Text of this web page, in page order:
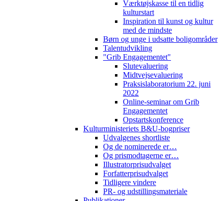
Værktøjskasse til en tidlig
kulturstart
Inspiration til kunst og kultur
med de mindste
Børn og unge i udsatte boligområder
Talentudvikling
"Grib Engagementet"
Slutevaluering
Midtvejsevaluering
Praksislaboratorium 22. juni
2022
Online-seminar om Grib
Engagementet
Opstartskonference
Kulturministeriets B&U-bogpriser
Udvalgenes shortliste
Og de nominerede er…
Og prismodtagerne er…
Illustratorprisudvalget
Forfatterprisudvalget
Tidligere vindere
PR- og udstillingsmateriale